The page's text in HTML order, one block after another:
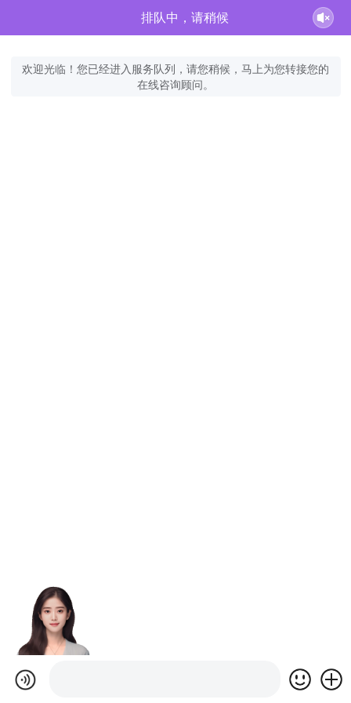
排队中，请稍候
欢迎光临！您已经进入服务队列，请您稍候，马上为您转接您的
在线咨询顾问。